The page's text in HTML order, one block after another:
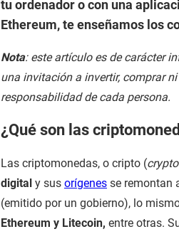
tu ordenador o con una
Ethereum, te enseñamos los
Nota: este artículo es de carácter
una invitación a invertir, comprar
responsabilidad de cada persona.
¿Qué son las
Las criptomonedas, o cripto (crypto
digital y sus orígenes se remontan
(emitido por un gobierno), lo
Ethereum y Litecoin, entre otras.